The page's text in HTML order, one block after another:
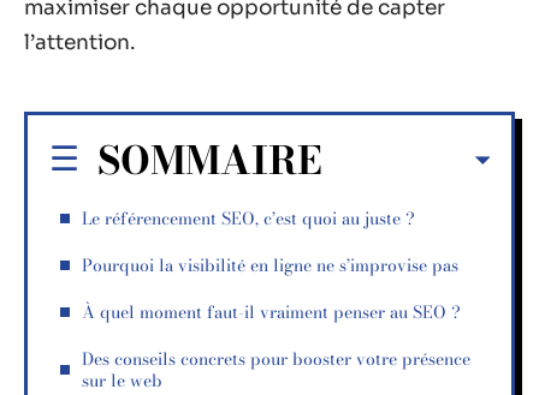
maximiser chaque opportunité de capter
l’attention.
SOMMAIRE
Le référencement SEO, c’est quoi au juste ?
Pourquoi la visibilité en ligne ne s’improvise pas
À quel moment faut-il vraiment penser au SEO ?
Des conseils concrets pour booster votre présence
sur le web